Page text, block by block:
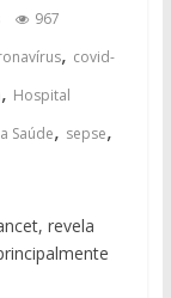
967
, covid-
, Hospital
Saúde, sepse,
revela